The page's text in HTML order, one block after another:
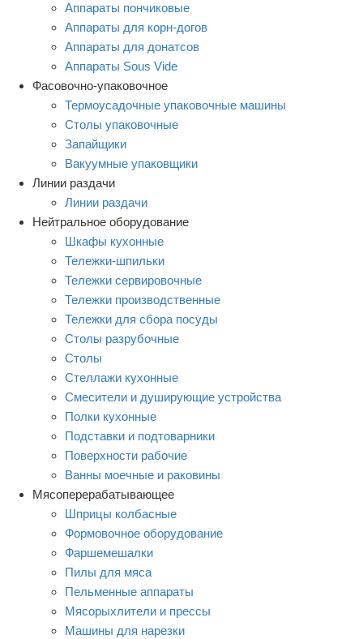
Аппараты пончиковые
Аппараты для корн-догов
Аппараты для донатсов
Аппараты Sous Vide
Фасовочно-упаковочное
Термоусадочные упаковочные машины
Столы упаковочные
Запайщики
Вакуумные упаковщики
Линии раздачи
Линии раздачи
Нейтральное оборудование
Шкафы кухонные
Тележки-шпильки
Тележки сервировочные
Тележки производственные
Тележки для сбора посуды
Столы разрубочные
Столы
Стеллажи кухонные
Смесители и душирующие устройства
Полки кухонные
Подставки и подтоварники
Поверхности рабочие
Ванны моечные и раковины
Мясоперерабатывающее
Шприцы колбасные
Формовочное оборудование
Фаршемешалки
Пилы для мяса
Пельменные аппараты
Мясорыхлители и прессы
Машины для нарезки